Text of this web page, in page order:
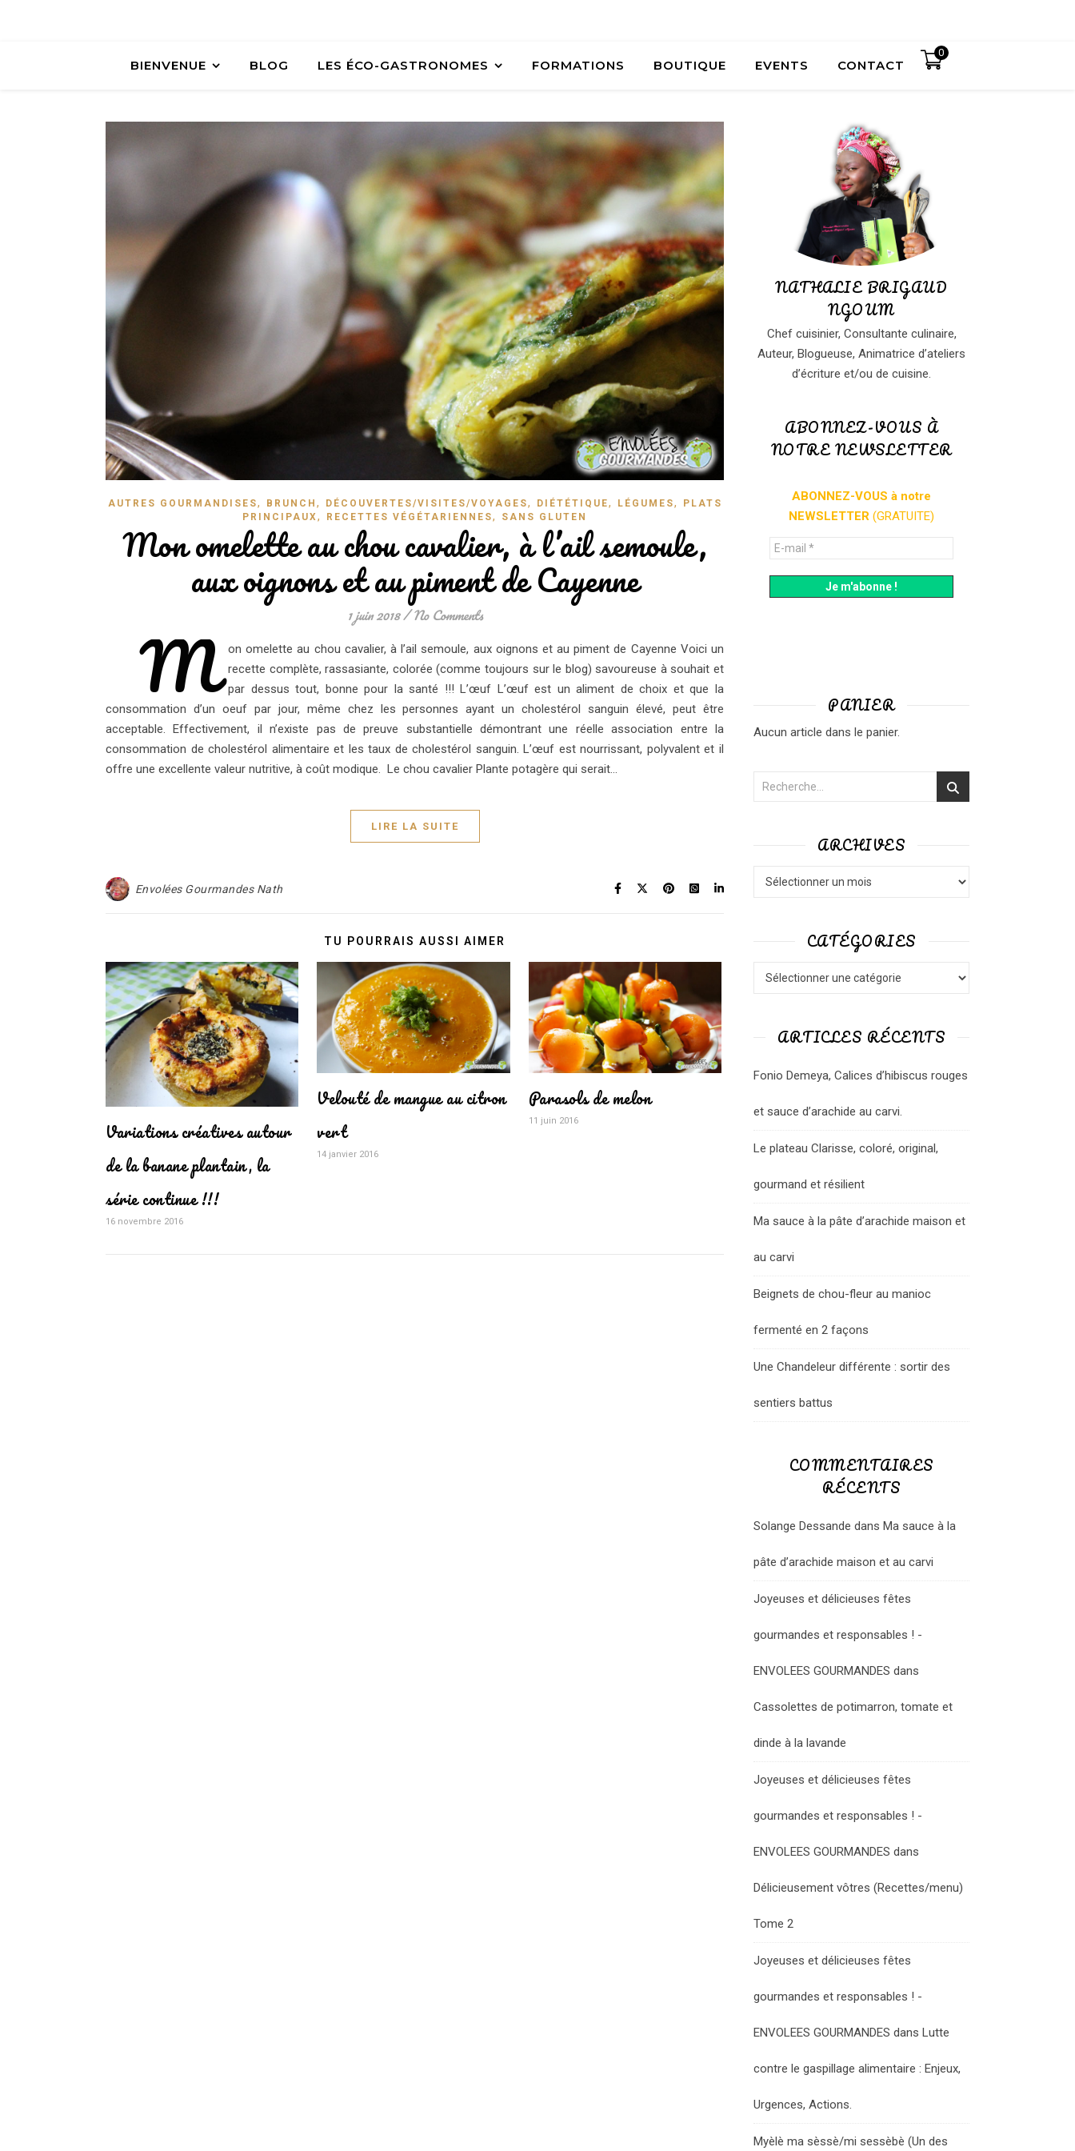
BIENVENUE BLOG LES ÉCO-GASTRONOMES FORMATIONS BOUTIQUE EVENTS CONTACT
0
AUTRES GOURMANDISES, BRUNCH , DÉCOUVERTES/VISITES/VOYAGES, DIÉTÉTIQUE, LÉGUMES,
PLATS
PRINCIPAUX, RECETTES VÉGÉTARIENNES, SANS GLUTEN
Mon omelette au chou cavalier, à l’ail semoule,
aux oignons et au piment de Cayenne
1 juin 2018/No Comments
M
on omelette au chou cavalier, à l’ail semoule, aux oignons et au piment de Cayenne Voici un
recette complète, rassasiante, colorée (comme toujours sur le blog) savoureuse à souhait et
par dessus tout, bonne pour la santé !!! L’œuf L’œuf est un aliment de choix et que la
consommation d’un oeuf par jour, même chez les personnes ayant un cholestérol sanguin élevé, peut être
acceptable. Effectivement, il n’existe pas de preuve substantielle démontrant une réelle association entre la
consommation de cholestérol alimentaire et les taux de cholestérol sanguin. L’œuf est nourrissant, polyvalent et il
offre une excellente valeur nutritive, à coût modique. Le chou cavalier Plante potagère qui serait…
LIRE LA SUITE
Envolées Gourmandes Nath
TU POURRAIS AUSSI AIMER
Variations créatives autour
de la banane plantain, la
série continue !!!
16 novembre 2016
Velouté de mangue au citron
vert
14 janvier 2016
Parasols de melon
11 juin 2016
NATHALIE BRIGAUD
NGOUM
Chef cuisinier, Consultante culinaire,
Auteur, Blogueuse, Animatrice d’ateliers
d’écriture et/ou de cuisine.
ABONNEZ-VOUS À
NOTRE NEWSLETTER
ABONNEZ-VOUS à notre
NEWSLETTER (GRATUITE)
PANIER
Aucun article dans le panier.
ARCHIVES
CATÉGORIES
ARTICLES RÉCENTS
Fonio Demeya, Calices d’hibiscus rouges
et sauce d’arachide au carvi.
Le plateau Clarisse, coloré, original,
gourmand et résilient
Ma sauce à la pâte d’arachide maison et
au carvi
Beignets de chou-fleur au manioc
fermenté en 2 façons
Une Chandeleur différente : sortir des
sentiers battus
COMMENTAIRES
RÉCENTS
Solange Dessande dans Ma sauce à la
pâte d’arachide maison et au carvi
Joyeuses et délicieuses fêtes
gourmandes et responsables ! -
ENVOLEES GOURMANDES dans
Cassolettes de potimarron, tomate et
dinde à la lavande
Joyeuses et délicieuses fêtes
gourmandes et responsables ! -
ENVOLEES GOURMANDES dans
Délicieusement vôtres (Recettes/menu)
Tome 2
Joyeuses et délicieuses fêtes
gourmandes et responsables ! -
ENVOLEES GOURMANDES dans Lutte
contre le gaspillage alimentaire : Enjeux,
Urgences, Actions.
Myèlè ma sèssè/mi sessèbè (Un des